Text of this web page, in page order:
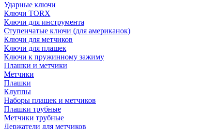
Ударные ключи
Ключи TORX
Ключи для инструмента
Ступенчатые ключи (для американок)
Ключи для метчиков
Ключи для плашек
Ключи к пружинному зажиму
Плашки и метчики
Метчики
Плашки
Клуппы
Наборы плашек и метчиков
Плашки трубные
Метчики трубные
Держатели для метчиков